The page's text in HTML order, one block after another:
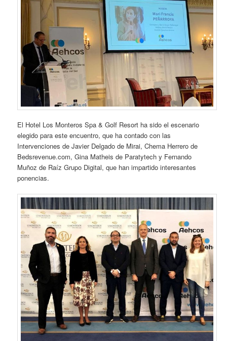
El Hotel Los Monteros Spa & Golf Resort ha sido el escenario
elegido para este encuentro, que ha contado con las
Intervenciones de Javier Delgado de Mirai, Chema Herrero de
Bedsrevenue.com, Gina Matheis de Paratytech y Fernando
Muñoz de Raíz Grupo Digital, que han impartido interesantes
ponencias.